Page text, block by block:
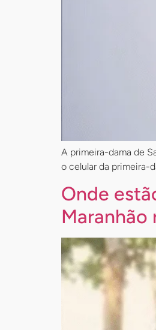
A primeira-dama de
o celular da primeira-
Onde
Maranhão